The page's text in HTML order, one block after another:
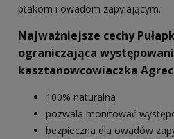
ptakom i owadom zapylającym.
Najważniejsze cechy
ograniczająca
kasztanowcowiaczka
100% naturalna
pozwala monitować
bezpieczna dla owadów